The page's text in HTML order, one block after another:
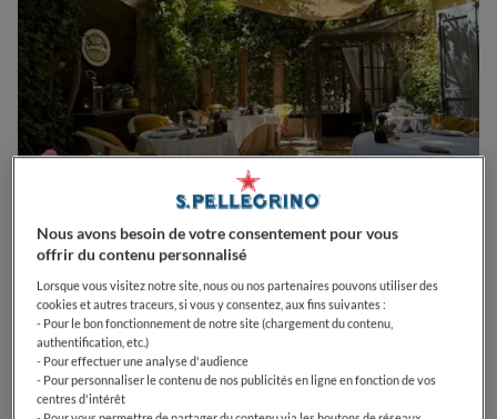
Pl. de l'Étang84160CucuronFrance
CLOSED OpensMercredi,12:30-13:00, 20:00-20:30
Nous avons besoin de votre consentement pour vous
offrir du contenu personnalisé
Lorsque vous visitez notre site, nous ou nos partenaires pouvons utiliser des
cookies et autres traceurs, si vous y consentez, aux fins suivantes :
- Pour le bon fonctionnement de notre site (chargement du contenu,
authentification, etc.)
- Pour effectuer une analyse d'audience
- Pour personnaliser le contenu de nos publicités en ligne en fonction de vos
centres d'intérêt